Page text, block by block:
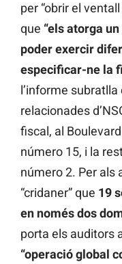
per “obrir el
que “els atorga
poder exercir
especificar-ne la
l’informe
relacionades
fiscal, al
número 15, i la
número 2. Per als
“cridaner” que 19
en només dos
porta els auditors
“operació global